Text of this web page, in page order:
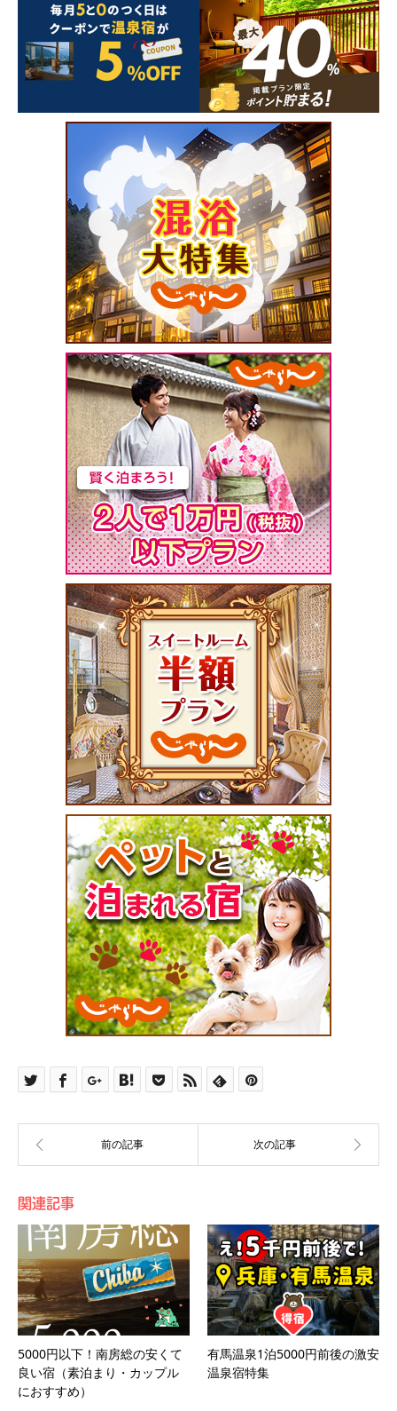
関連記事
5000円以下！南房総の安くて
良い宿（素泊まり・カップル
におすすめ）
有馬温泉1泊5000円前後の激安
温泉宿特集